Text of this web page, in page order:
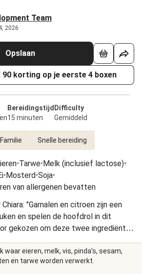
Team
2026
Opslaan
korting op je eerste 4 boxen
Bereidingstijd
15 minuten
Difficulty
Gemiddeld
Familie Snelle bereiding
•Tarwe•Melk (inclusief lactose)•
•Mosterd•Soja•
van allergenen bevatten
"Garnalen en citroen zijn een
en spelen de hoofdrol in dit
gekozen om deze twee ingrediënten
room. De tomaten maken van het
geheel."
waar eieren, melk, vis, pinda's, sesam,
en tarwe worden verwerkt.